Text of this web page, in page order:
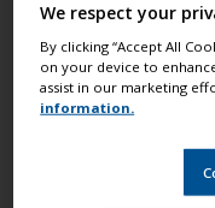
debljini nanesenog
antivegetativni
pružanje
preporučujemo jer
učinkovitost
We respect your
By clicking “Accept All
on your device to
assist in our marketing
information.